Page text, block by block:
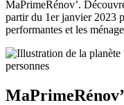
MaPrimeRénov’.
partir du 1er janvier 2023
performantes et les